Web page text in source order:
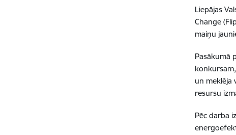
Liepājas
Change
maiņu
Pasākumā
un meklēja
resursu
Pēc darba